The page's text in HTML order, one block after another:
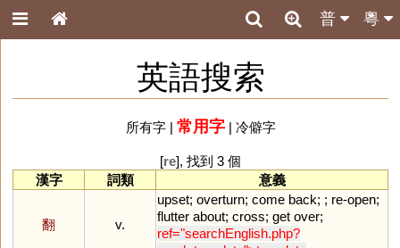
粵
普
英語搜索
所有字| 常用字| 冷僻字
[re], 找到 3 個
漢字
詞類 意義
翻 v.
upset; overturn; come back; ; re-open;
flutter about; cross; get over;
ref="searchEnglish.php?